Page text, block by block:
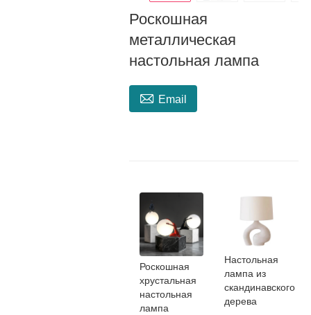
Роскошная
металлическая
настольная лампа
 Email
Роскошная
хрустальная
настольная
лампа
Настольная
лампа из
скандинавского
дерева